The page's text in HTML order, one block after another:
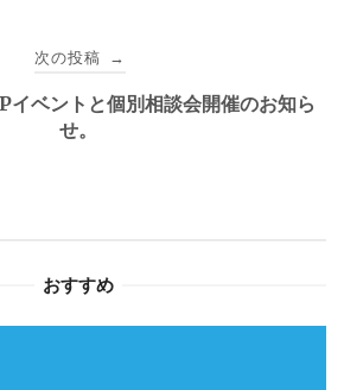
次の投稿 →
ベントと個別相談会開催のお知ら
せ。
おすすめ